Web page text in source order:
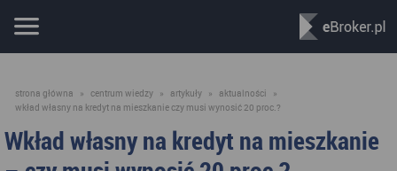
strona główna » centrum wiedzy » artykuły » aktualności
»
wkład własny na kredyt na mieszkanie czy musi wynosić 20 proc.?
Wkład własny na kredyt na mieszkanie